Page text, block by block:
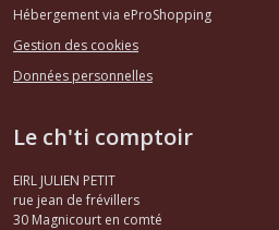
Hébergement via eProShopping
Gestion des cookies
Données personnelles
Le ch'ti comptoir
EIRL JULIEN PETIT
rue jean de frévillers
30 Magnicourt en comté